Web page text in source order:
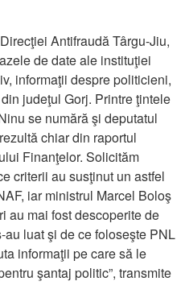
Antifraudă Târgu-Jiu,
de date ale instituţiei
informaţii despre politicieni,
judeţul Gorj. Printre ţintele
se numără şi deputatul
chiar din raportul
Finanţelor. Solicităm
criterii au susţinut un astfel
iar ministrul Marcel Boloş
au mai fost descoperite de
luat şi de ce foloseşte PNL
informaţii pe care să le
şantaj politic”, transmite